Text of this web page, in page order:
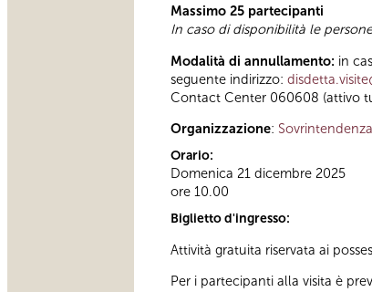
Massimo 25 partecipanti
In caso di disponibilità le
Modalità di annullamento: in
seguente indirizzo:
Contact Center 060608 (attivo
Organizzazione:
Orario:
Domenica 21 dicembre 2025
ore 10.00
Biglietto d'ingresso:
Attività gratuita riservata ai
Per i partecipanti alla visita è